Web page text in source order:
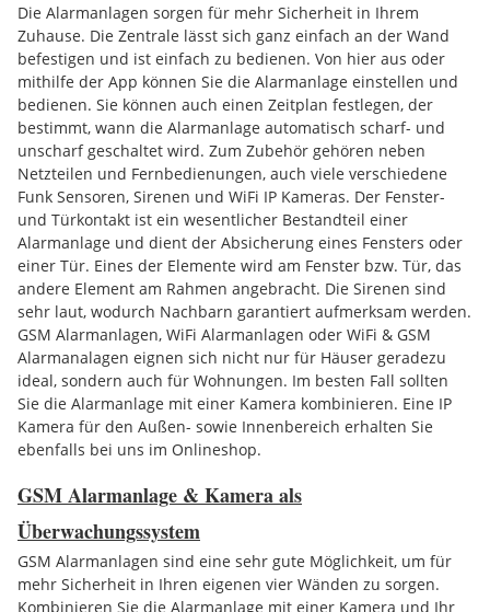
Die Alarmanlagen sorgen für mehr Sicherheit in Ihrem
Zuhause. Die Zentrale lässt sich ganz einfach an der Wand
befestigen und ist einfach zu bedienen. Von hier aus oder
mithilfe der App können Sie die Alarmanlage einstellen und
bedienen. Sie können auch einen Zeitplan festlegen, der
bestimmt, wann die Alarmanlage automatisch scharf- und
unscharf geschaltet wird. Zum Zubehör gehören neben
Netzteilen und Fernbedienungen, auch viele verschiedene
Funk Sensoren, Sirenen und WiFi IP Kameras. Der Fenster-
und Türkontakt ist ein wesentlicher Bestandteil einer
Alarmanlage und dient der Absicherung eines Fensters oder
einer Tür. Eines der Elemente wird am Fenster bzw. Tür, das
andere Element am Rahmen angebracht. Die Sirenen sind
sehr laut, wodurch Nachbarn garantiert aufmerksam werden.
GSM Alarmanlagen, WiFi Alarmanlagen oder WiFi & GSM
Alarmanalagen eignen sich nicht nur für Häuser geradezu
ideal, sondern auch für Wohnungen. Im besten Fall sollten
Sie die Alarmanlage mit einer Kamera kombinieren. Eine IP
Kamera für den Außen- sowie Innenbereich erhalten Sie
ebenfalls bei uns im Onlineshop.
GSM Alarmanlage & Kamera als
Überwachungssystem
GSM Alarmanlagen sind eine sehr gute Möglichkeit, um für
mehr Sicherheit in Ihren eigenen vier Wänden zu sorgen.
Kombinieren Sie die Alarmanlage mit einer Kamera und Ihr